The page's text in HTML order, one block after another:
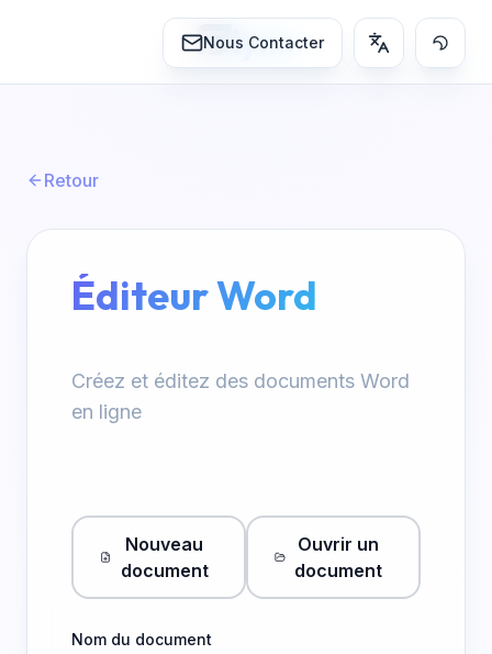
Nous Contacter
lynn
Retour
Éditeur Word
Créez et éditez des documents Word
en ligne
Nouveau
document
Ouvrir un
document
Nom du document